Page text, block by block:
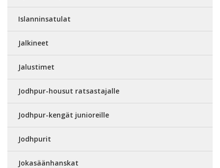
Islanninsatulat
Jalkineet
Jalustimet
Jodhpur-housut ratsastajalle
Jodhpur-kengät junioreille
Jodhpurit
Jokasäänhanskat